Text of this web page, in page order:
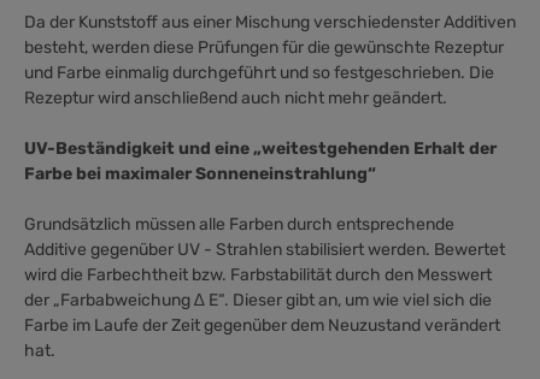
Da der Kunststoff aus einer Mischung verschiedenster Additiven
besteht, werden diese Prüfungen für die gewünschte Rezeptur
und Farbe einmalig durchgeführt und so festgeschrieben. Die
Rezeptur wird anschließend auch nicht mehr geändert.
UV-Beständigkeit und eine „weitestgehenden Erhalt der
Farbe bei maximaler Sonneneinstrahlung“
Grundsätzlich müssen alle Farben durch entsprechende
Additive gegenüber UV - Strahlen stabilisiert werden. Bewertet
wird die Farbechtheit bzw. Farbstabilität durch den Messwert
der „Farbabweichung ∆ E“. Dieser gibt an, um wie viel sich die
Farbe im Laufe der Zeit gegenüber dem Neuzustand verändert
hat.